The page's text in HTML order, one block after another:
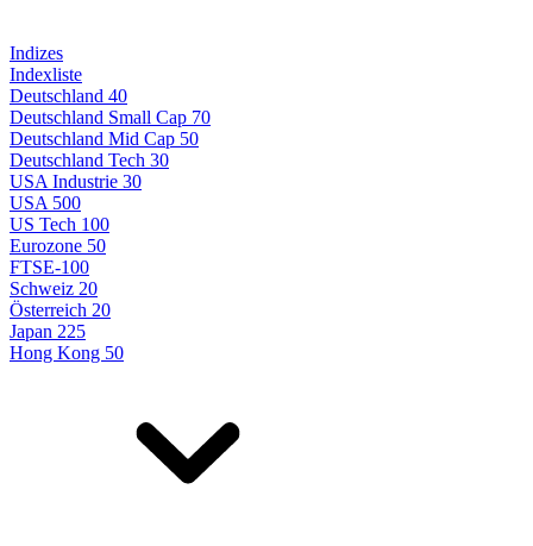
Indizes
Indexliste
Deutschland 40
Deutschland Small Cap 70
Deutschland Mid Cap 50
Deutschland Tech 30
USA Industrie 30
USA 500
US Tech 100
Eurozone 50
FTSE-100
Schweiz 20
Österreich 20
Japan 225
Hong Kong 50